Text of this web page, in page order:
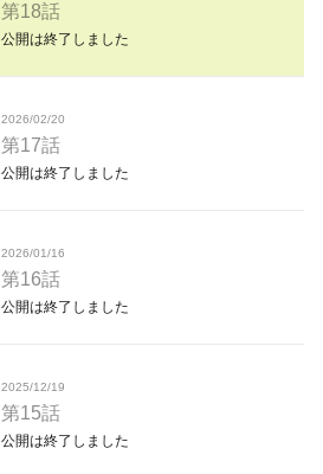
第18話
公開は終了しました
2026/02/20
第17話
公開は終了しました
2026/01/16
第16話
公開は終了しました
2025/12/19
第15話
公開は終了しました